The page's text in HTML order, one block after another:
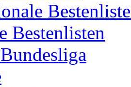
Bestenlisten